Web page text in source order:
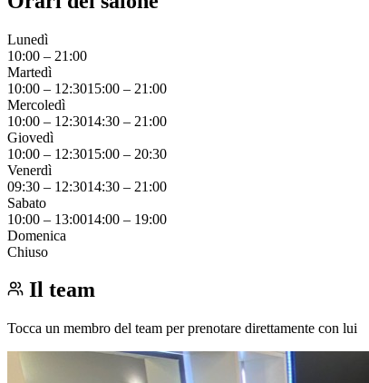
Lunedì
10:00 – 21:00
Martedì
10:00 – 12:3015:00 – 21:00
Mercoledì
10:00 – 12:3014:30 – 21:00
Giovedì
10:00 – 12:3015:00 – 20:30
Venerdì
09:30 – 12:3014:30 – 21:00
Sabato
10:00 – 13:0014:00 – 19:00
Domenica
Chiuso
Il team
Tocca un membro del team per prenotare direttamente con lui